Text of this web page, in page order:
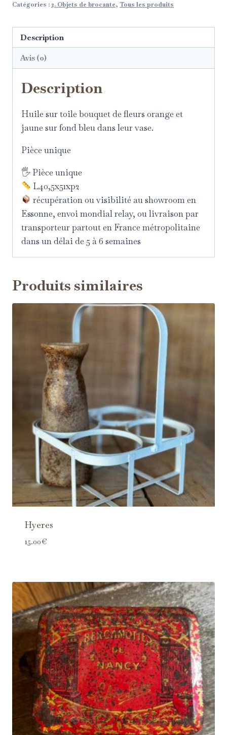
Catégories : 2. Objets de brocante, Tous les produits
Description
Avis (0)
Description
Huile sur toile bouquet de fleurs orange et
jaune sur fond bleu dans leur vase.
Pièce unique
🖐 Pièce unique
L40,5x51xp2
récupération ou visibilité au showroom en
Essonne, envoi mondial relay, ou livraison par
transporteur partout en France métropolitaine
dans un délai de 5 à 6 semaines
Produits similaires
Hyeres
15.00€